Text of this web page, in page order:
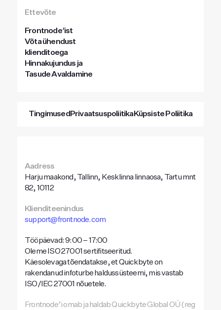
Ettevõte
Frontnode’ist
Võta ühendust
klienditoega
Hinnakujundus ja
Tasude Avaldamine
Tingimused PrivaatsuspoliitikaKüpsiste Poliitika
Aadress
Harju maakond, Tallinn, Kesklinna linnaosa, Tartu mnt
82, 10112
Klienditeenindus
support@frontnode.com
Tööpäevad: 9:00 – 17:00
Oleme ISO 27001 sertifitseeritud.
Käesolevaga tõendatakse, et Quickbyte on
rakendanud infoturbe haldussüsteemi, mis vastab
ISO/IEC 27001 nõuetele.
Frontnode’i omab ja haldab Quickbyte Global OÜ (reg